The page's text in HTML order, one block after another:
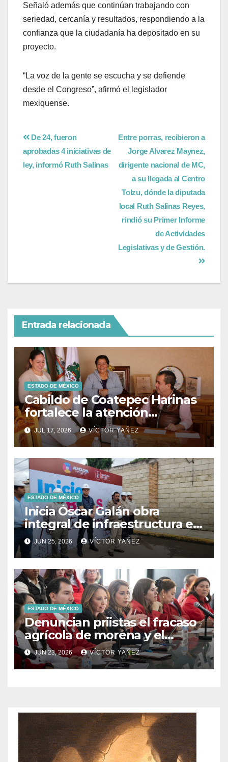
Señaló además que continúan trabajando con
seriedad, cercanía y resultados, respondiendo a la
confianza que la ciudadanía ha depositado en su
proyecto.
“La voz de la gente se escucha y se defiende
desde el Congreso”, afirmó el legislador
mexiquense.
Entre porras, recibieron a
Jorge Alvarez Maynez,
dirigente nacional de MC,
a su llegada al Centro
Tolzu, dónde la diputada
local Ruth Salinas Reyes,
rindió su Primer Informe
de Actividades
Legislativas y de Gestión.
De 24, fueron
aprobadas 4 iniciativas de
ley, informó Ruth Salinas
Entrada relacionada
ESTADO DE MÉXICO
Cabildo de Coatepec Harinas
fortalece la atención
ciudadana y la toma de
decisiones
JUL 17, 2026 VÍCTOR YAÑEZ
ESTADO DE MÉXICO
Inicia Óscar Galán obra
integral de infraestructura en
Prolongación León Guzmán
JUN 25, 2026 VÍCTOR YAÑEZ
ESTADO DE MÉXICO
Denuncian priistas el fracaso
agrícola de morena y el
abandono al campo
mexicano
JUN 23, 2026 VÍCTOR YAÑEZ